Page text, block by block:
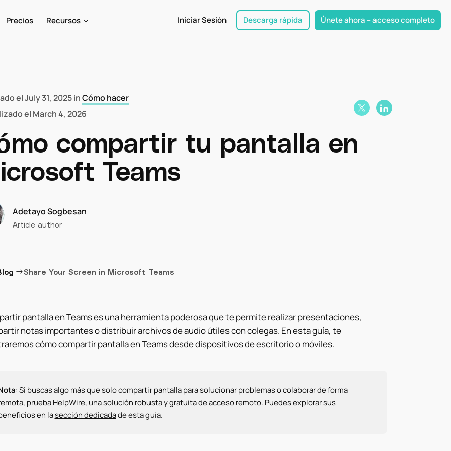
Precios Recursos Iniciar Sesión Descarga rápida Únete ahora – acceso completo
el March 4, 2026
elJuly 31, 2025inCómo hacer
compartir tu pantalla en
Teams
Adetayo Sogbesan
Article author
→Share Your Screen in Microsoft Teams
pantalla en Teams es una herramienta poderosa que te permite realizar presentaciones,
notas importantes o distribuir archivos de audio útiles con colegas. En esta guía, te
cómo compartir pantalla en Teams desde dispositivos de escritorio o móviles.
: Si buscas algo más que solo compartir pantalla para solucionar problemas o colaborar de forma
prueba HelpWire, una solución robusta y gratuita de acceso remoto. Puedes explorar sus
en lasección dedicadade esta guía.